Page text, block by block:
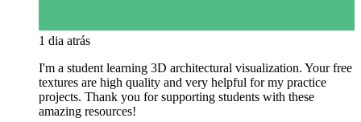
1 dia atrás
I'm a student learning 3D architectural visualization. Your free
textures are high quality and very helpful for my practice
projects. Thank you for supporting students with these
amazing resources!